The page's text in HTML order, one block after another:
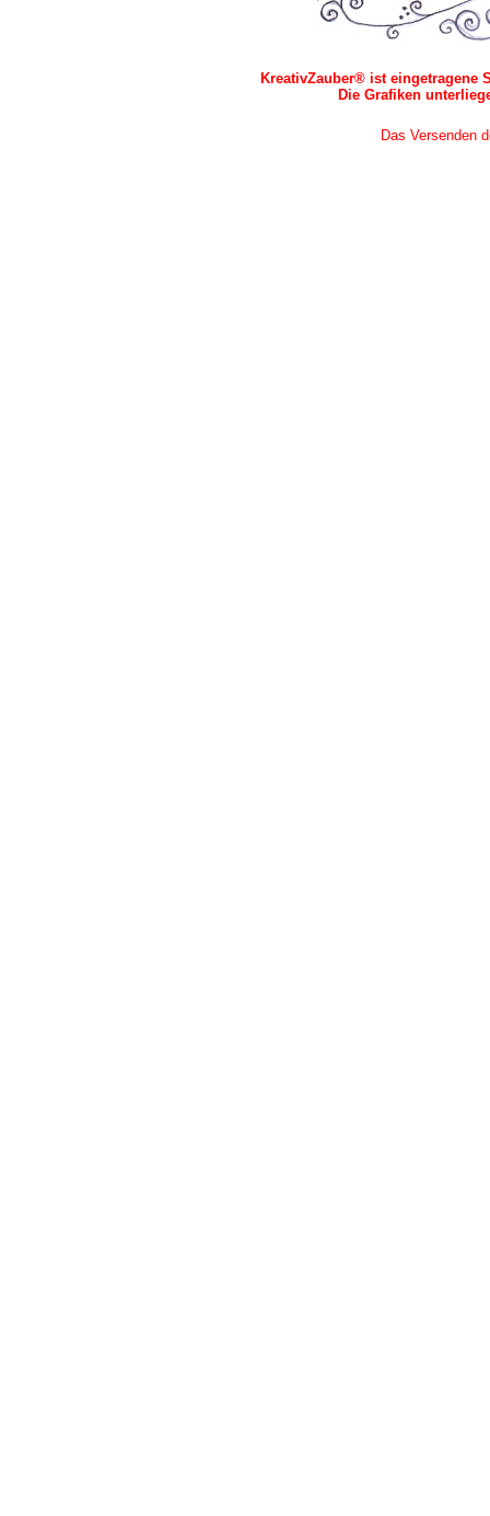
KreativZauber® ist eingetragene
Die Grafiken
Das Versenden